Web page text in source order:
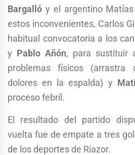
Bargalló y el argentino
estos inconvenientes, Carlos
habitual convocatoria a los
y Pablo Añón, para sustituir
problemas físicos (arrastra
dolores en la espalda) y
proceso febril.
El resultado del partido
vuelta fue de empate a tres
de los deportes de Riazor.